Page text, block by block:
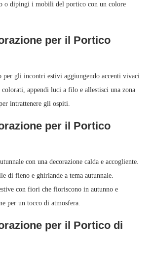
o dipingi i mobili del portico con un colore
per il Portico
per gli incontri estivi aggiungendo accenti vivaci
appendi luci a filo e allestisci una zona
intrattenere gli ospiti.
per il Portico
con una decorazione calda e accogliente.
di fieno e ghirlande a tema autunnale.
con fiori che fioriscono in autunno e
per un tocco di atmosfera.
per il Portico di